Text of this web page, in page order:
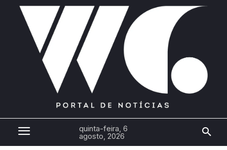
quinta-feira, 6
agosto, 2026